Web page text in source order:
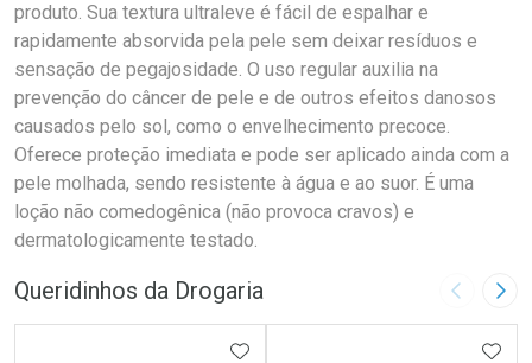
produto. Sua textura ultraleve é fácil de espalhar e
rapidamente absorvida pela pele sem deixar resíduos e
sensação de pegajosidade. O uso regular auxilia na
prevenção do câncer de pele e de outros efeitos danosos
causados pelo sol, como o envelhecimento precoce.
Oferece proteção imediata e pode ser aplicado ainda com a
pele molhada, sendo resistente à água e ao suor. É uma
loção não comedogênica (não provoca cravos) e
dermatologicamente testado.
Queridinhos da Drogaria Imagem
ADICIONAR AOS FAVORITOS